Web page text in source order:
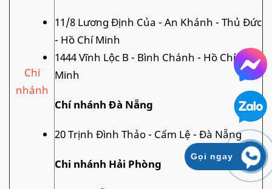
Chi
nhánh
11/8 Lương Định Của - An Khánh - Thủ Đức
- Hồ Chí Minh
1444 Vĩnh Lộc B - Bình Chánh - Hồ Chí
Minh
Chí nhánh Đà Nẵng
20 Trịnh Đình Thảo - Cẩm Lệ - Đà Nẵng
Chi nhánh Hải Phòng
Gọi ngay